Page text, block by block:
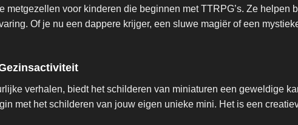
metgezellen voor kinderen die beginnen met TTRPG’s. Ze helpen
Of je nu een dappere krijger, een sluwe magiër of een
verhalen, biedt het schilderen van miniaturen een geweldige
met het schilderen van jouw eigen unieke mini. Het is een